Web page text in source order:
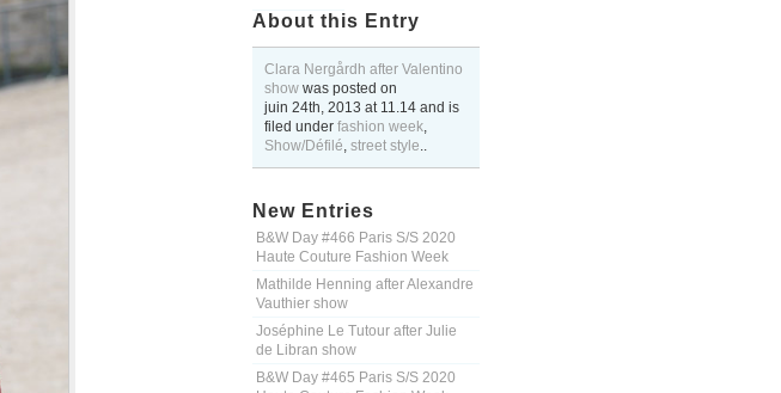
About this Entry
Clara Nergårdh after Valentino
show was posted on
juin 24th, 2013 at 11.14 and is
filed under fashion week,
Show/Défilé, street style..
New Entries
B&W Day #466 Paris S/S 2020
Haute Couture Fashion Week
Mathilde Henning after Alexandre
Vauthier show
Joséphine Le Tutour after Julie
de Libran show
B&W Day #465 Paris S/S 2020